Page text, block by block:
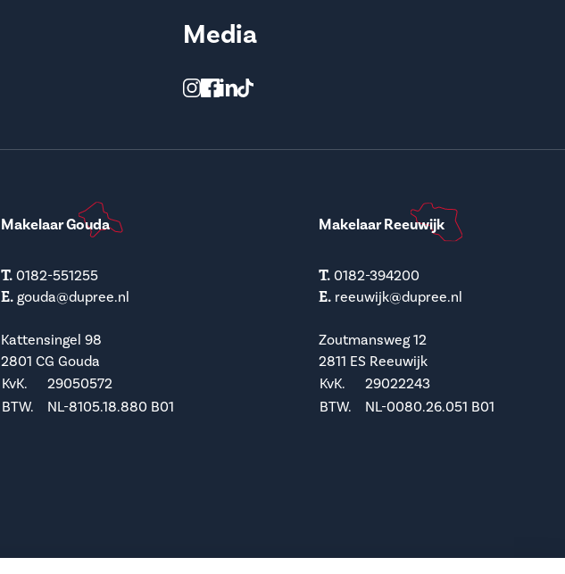
Media
Makelaar Gouda
T. 0182-551255
E. gouda@dupree.nl
Kattensingel 98
2801 CG Gouda
KvK.
29050572
BTW.
NL-8105.18.880 B01
Makelaar Reeuwijk
T. 0182-394200
E. reeuwijk@dupree.nl
Zoutmansweg 12
2811 ES Reeuwijk
KvK.
29022243
BTW.
NL-0080.26.051 B01